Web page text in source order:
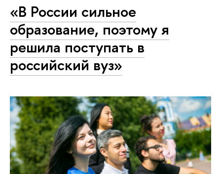
«В России сильное
образование, поэтому я
решила поступать в
российский вуз»